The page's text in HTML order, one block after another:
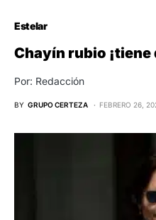
Estelar
Chayín rubio
Por: Redacción
BY GRUPO CERTEZA FEBRERO 26,